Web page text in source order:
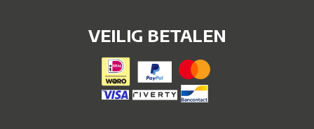
VEILIG BETALEN